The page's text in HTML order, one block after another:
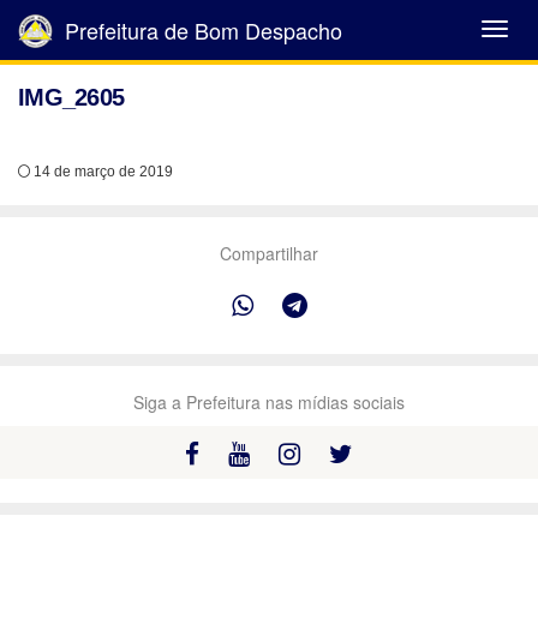
Abrir
Menu
Prefeitura de Bom Despacho
IMG_2605
14 de março de 2019
Compartilhar
Siga a Prefeitura nas mídias sociais